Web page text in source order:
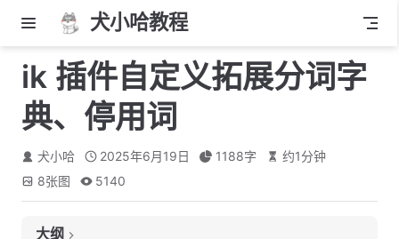
犬小哈教程
ik 插件自定义拓展分词字
典、停用词
犬小哈 2025年6月19日 1188字 约1分钟
8张图 5140
大纲